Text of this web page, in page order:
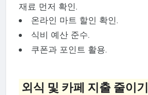
재료 먼저 확인.
온라인 마트 할인 확인.
식비 예산 준수.
쿠폰과 포인트 활용.
외식 및 카페 지출 줄이기